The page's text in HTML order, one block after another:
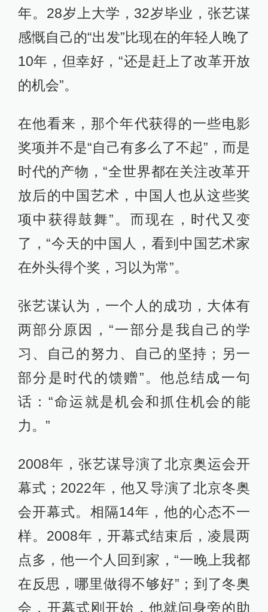
年。28岁上大学，32岁毕业，张艺谋
感慨自己的“出发”比现在的年轻人晚了
10年，但幸好，“还是赶上了改革开放
的机会”。
在他看来，那个年代获得的一些电影
奖项并不是“自己有多么了不起”，而是
时代的产物，“全世界都在关注改革开
放后的中国艺术，中国人也从这些奖
项中获得鼓舞”。而现在，时代又变
了，“今天的中国人，看到中国艺术家
在外头得个奖，习以为常”。
张艺谋认为，一个人的成功，大体有
两部分原因，“一部分是我自己的学
习、自己的努力、自己的坚持；另一
部分是时代的馈赠”。他总结成一句
话：“命运就是机会和抓住机会的能
力。”
2008年，张艺谋导演了北京奥运会开
幕式；2022年，他又导演了北京冬奥
会开幕式。相隔14年，他的心态不一
样。2008年，开幕式结束后，凌晨两
点多，他一个人回到家，“一晚上我都
在反思，哪里做得不够好”；到了冬奥
会，开幕式刚开始，他就问身旁的助